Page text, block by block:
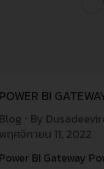
POWER BI
Blog By
พฤศจิกายน 11, 2022
Power BI Gateway